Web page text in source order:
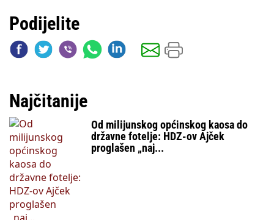
Podijelite
Najčitanije
Od milijunskog općinskog kaosa do
državne fotelje: HDZ-ov Ajček
proglašen „naj...